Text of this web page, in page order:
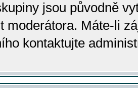
jsou původně
moderátora. Máte-li
kontaktujte